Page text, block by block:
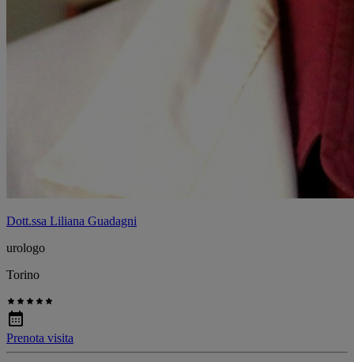
Dott.ssa Liliana Guadagni
urologo
Torino
Prenota visita